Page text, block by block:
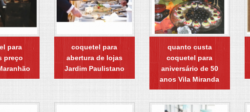
para
preço
coquetel para
abertura de lojas
Jardim Paulistano
quanto custa
coquetel para
aniversário de 50
anos Vila Miranda